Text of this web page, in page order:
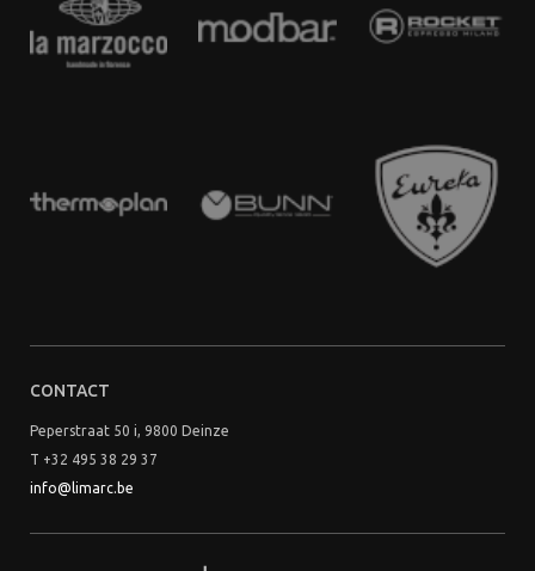
CONTACT
Peperstraat 50 i, 9800 Deinze
T +32 495 38 29 37
info@limarc.be